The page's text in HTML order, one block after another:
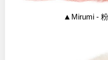
▲ Mirumi -